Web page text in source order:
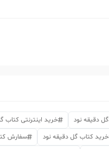
گل دقیقه نود خرید اینترنتی کتاب
خرید کتاب گل دقیقه نود سفارش